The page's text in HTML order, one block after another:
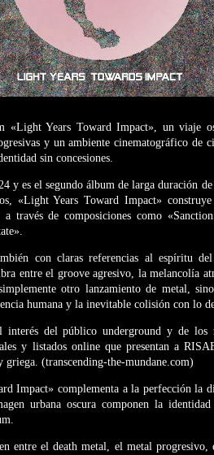
«Light Years Toward Impact», un viaje
y un ambiente cinematográfico
sin concesiones.
y es el segundo álbum de larga duración
«Light Years Toward Impact»
a través de composiciones como
con claras referencias al espíritu
entre el groove agresivo, la melancolía
otro lanzamiento de metal,
humana y la inevitable colisión con lo
del público underground y de los
y listados online que presentan a
griega. (transcending-the-mundane.com)
Impact» complementa a la perfección la
urbana oscura componen la
entre el death metal, el metal